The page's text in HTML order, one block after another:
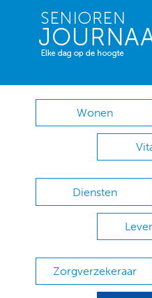
Wonen
Diensten
Zorgverzekeraar